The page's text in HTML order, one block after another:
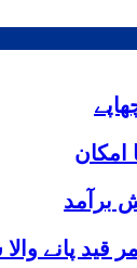
امکان
برآمد
قید پانے